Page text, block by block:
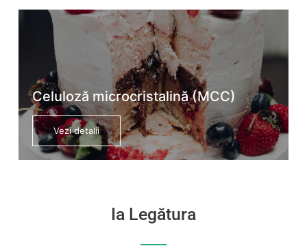
Celuloză microcristalină (MCC)
Vezi detalii
Ia Legătura